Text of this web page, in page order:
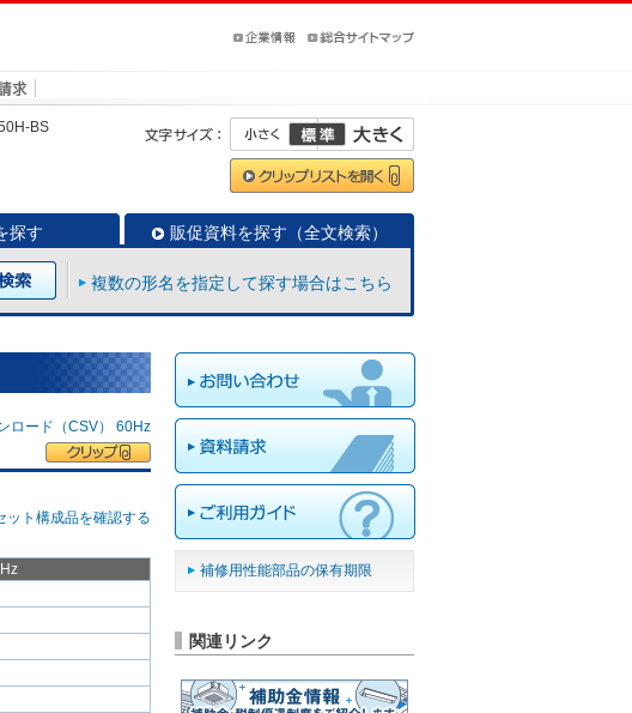
BS
探す 販促資料を探す（全文検索）
複数の形名を指定して探す場合はこちら
ロード（CSV） 60Hz
ット構成品を確認する
補修用性能部品の保有期限
関連リンク